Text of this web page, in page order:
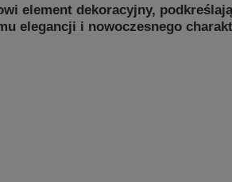
element dekoracyjny,
elegancji i nowoczesnego